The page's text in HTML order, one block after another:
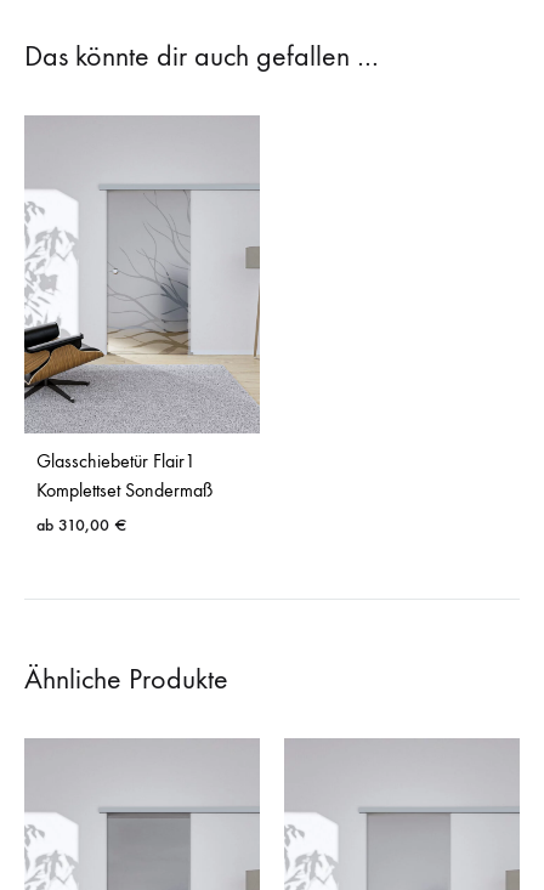
Das könnte dir auch gefallen …
Glasschiebetür Flair1
Komplettset Sondermaß
ab 310,00 €
Ähnliche Produkte